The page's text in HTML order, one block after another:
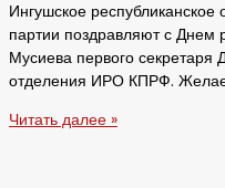
Ингушское
партии поздравляют с Днем
Мусиева первого секретаря
отделения ИРО КПРФ.
Читать далее »